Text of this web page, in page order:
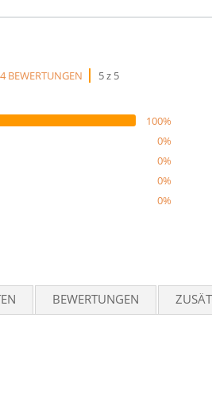
4 BEWERTUNGEN 5 z 5
100%
0%
0%
0%
0%
BEWERTUNGEN